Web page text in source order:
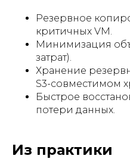
Резервное
критичных VM.
Минимизация
затрат).
Хранение
S3-совместимом
Быстрое
потери данных.
Из практики